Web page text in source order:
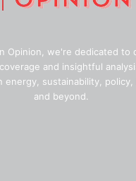
Opinion, we're dedicated to
and insightful
energy, sustainability,
and beyond.